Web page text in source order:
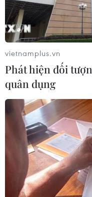
theo giờ lên 1.000
Nhằm giải quyết
hồi tháng Tư đã
mới cho người lao
nhằm thu hút lao
làm việc./.
vietnamplus.vn
Phát hiện đối
quân dụng